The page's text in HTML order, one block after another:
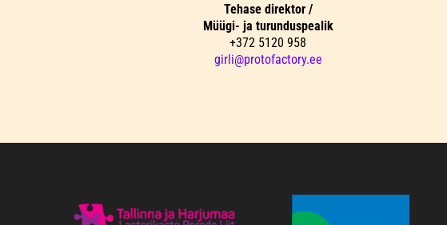
Tehase direktor /
Müügi- ja turunduspealik
+372 5120 958
girli@protofactory.ee